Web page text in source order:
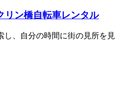
リン橋自転車レンタル
し、自分の時間に街の見所を見